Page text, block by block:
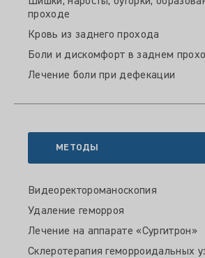
проходе
Кровь из заднего прохода
Боли и дискомфорт в заднем
Лечение боли при дефекации
МЕТОДЫ
Видеоректороманоскопия
Удаление геморроя
Лечение на аппарате «Сургитрон»
Склеротерапия геморроидальных